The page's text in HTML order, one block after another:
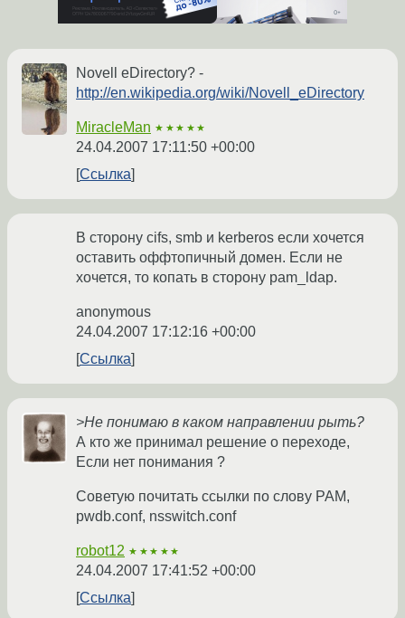
Novell eDirectory? -
http://en.wikipedia.org/wiki/Novell_eDirectory
MiracleMan ★★★★★
24.04.2007 17:11:50 +00:00
Ссылка
В сторону cifs, smb и kerberos если хочется
оставить оффтопичный домен. Если не
хочется, то копать в сторону pam_ldap.
anonymous
24.04.2007 17:12:16 +00:00
Ссылка
>Не понимаю в каком направлении рыть?
А кто же принимал решение о переходе,
Если нет понимания ?
Советую почитать ссылки по слову PAM,
pwdb.conf, nsswitch.conf
robot12 ★★★★★
24.04.2007 17:41:52 +00:00
Ссылка